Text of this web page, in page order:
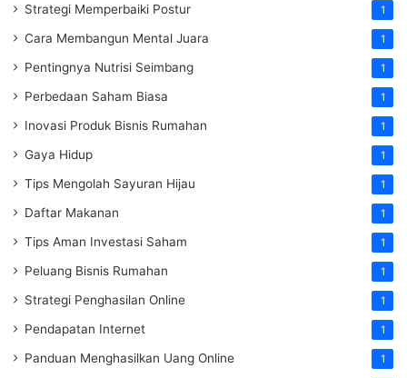
Strategi Memperbaiki Postur 1
Cara Membangun Mental Juara 1
Pentingnya Nutrisi Seimbang 1
Perbedaan Saham Biasa 1
Inovasi Produk Bisnis Rumahan 1
Gaya Hidup 1
Tips Mengolah Sayuran Hijau 1
Daftar Makanan 1
Tips Aman Investasi Saham 1
Peluang Bisnis Rumahan 1
Strategi Penghasilan Online 1
Pendapatan Internet 1
Panduan Menghasilkan Uang Online 1